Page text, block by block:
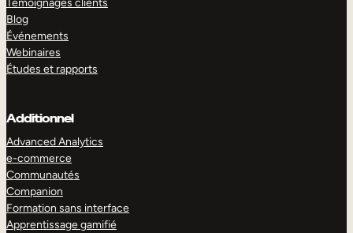
Témoignages clients
Blog
Événements
Webinaires
Études et rapports
Additionnel
Advanced Analytics
e-commerce
Communautés
Companion
Formation sans interface
Apprentissage gamifié